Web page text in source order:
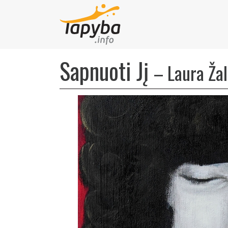
Sapnuoti Jį – Laura